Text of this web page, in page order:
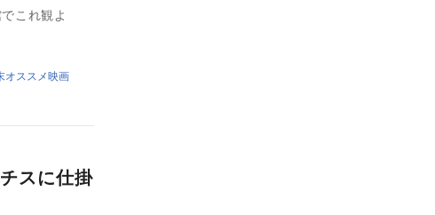
これ観よ
オススメ映画
スに仕掛